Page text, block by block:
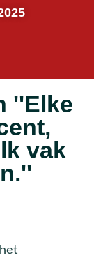
''Elke
vak